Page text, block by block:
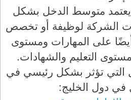
متوسط الدخل بشكل
الشركة لوظيفة أو تخصص
على المهارات ومستوى
التعليم والشهادات.
التي تؤثر بشكل رئيسي في
دول الخليج: